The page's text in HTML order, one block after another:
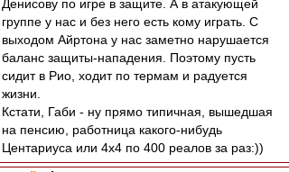
Денисову по игре в защите. А в атакующей
группе у нас и без него есть кому играть. С
выходом Айртона у нас заметно нарушается
баланс защиты-нападения. Поэтому пусть
сидит в Рио, ходит по термам и радуется
жизни.
Кстати, Габи - ну прямо типичная, вышедшая
на пенсию, работница какого-нибудь
Центариуса или 4х4 по 400 реалов за раз:))